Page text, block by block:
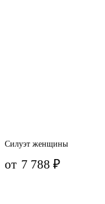
Силуэт женщины
от 7 788₽